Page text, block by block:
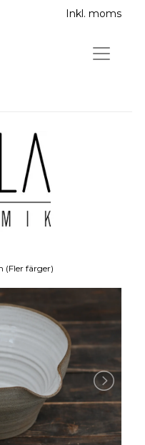
Inkl. moms
(Fler färger)